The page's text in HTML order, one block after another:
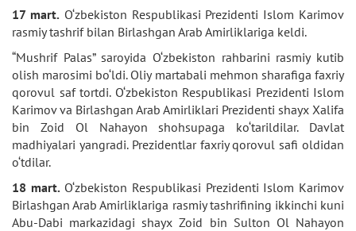
17 mart. O‘zbekiston Respublikasi Prezidenti Islom Karimov
rasmiy tashrif bilan Birlashgan Arab Amirliklariga keldi.
“Mushrif Palas” saroyida O‘zbekiston rahbarini rasmiy kutib
olish marosimi bo‘ldi. Oliy martabali mehmon sharafiga faxriy
qorovul saf tortdi. O‘zbekiston Respublikasi Prezidenti Islom
Karimov va Birlashgan Arab Amirliklari Prezidenti shayx Xalifa
bin Zoid Ol Nahayon shohsupaga ko‘tarildilar. Davlat
madhiyalari yangradi. Prezidentlar faxriy qorovul safi oldidan
o‘tdilar.
18 mart. O‘zbekiston Respublikasi Prezidenti Islom Karimov
Birlashgan Arab Amirliklariga rasmiy tashrifining ikkinchi kuni
Abu-Dabi markazidagi shayx Zoid bin Sulton Ol Nahayon